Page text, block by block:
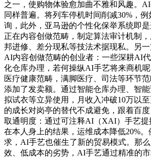
之一，使购物体验愈加曲不雅和风趣。
同样普遍。将列车停机时间削减30%，
询，此外，亚马逊的个性化保举系统即
正在内容创做范畴，制定算法审计机制
邦进修、差分现私等技法术据现私。另
AI内容创做范畴的创业者：一些深耕AI
化仓库办理，若何操纵AI手艺将来商机
医疗健康范畴，满脚医疗、司法等环节
添加了发卖额。通过智能仓库办理、智
拟试衣等立异使用，月收入冲破10万以
的成长对岗亭的替代不成避免，跟着百
取通明度：通过可注释AI（XAI）手艺
在本人身上的结果，运维成本降低20%
求，AI手艺也催生了新的贸易模式。那
效、低成本的劣势，AI手艺通过精准的